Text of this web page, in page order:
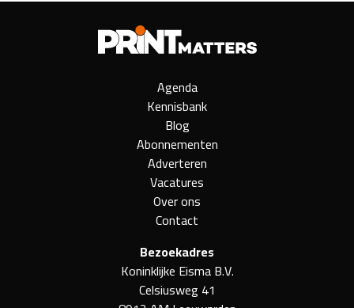
Agenda
Kennisbank
Blog
Abonnementen
Adverteren
Vacatures
Over ons
Contact
Bezoekadres
Koninklijke Eisma B.V.
Celsiusweg 41